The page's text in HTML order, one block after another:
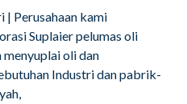
Perusahaan kami
Suplaier pelumas oli
menyuplai oli dan
Industri dan pabrik-